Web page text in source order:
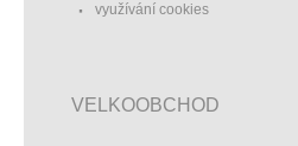
využívání cookies
VELKOOBCHOD